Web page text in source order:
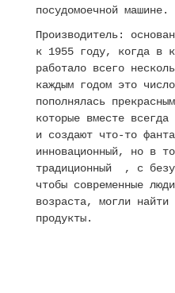
посудомоечной машине.
Производитель:
к 1955 году, когда в
работало всего
каждым годом это
пополнялась
которые вместе всегда
и создают что-то
инновационный, но в
традиционный , с
чтобы современные
возраста, могли
продукты.